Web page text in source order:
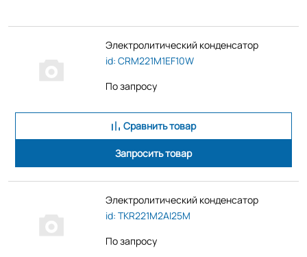
Электролитический конденсатор
id: CRM221M1EF10W
По запросу
Сравнить товар
Запросить товар
Электролитический конденсатор
id: TKR221M2AI25M
По запросу